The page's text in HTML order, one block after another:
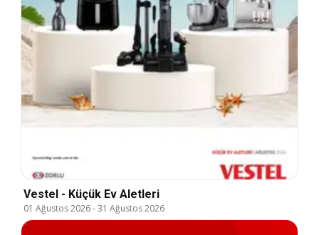
Vestel - Küçük Ev Aletleri
01 Ağustos 2026-31 Ağustos 2026